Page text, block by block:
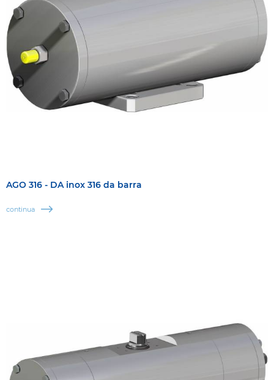
AGO 316 - DA inox 316 da barra
continua